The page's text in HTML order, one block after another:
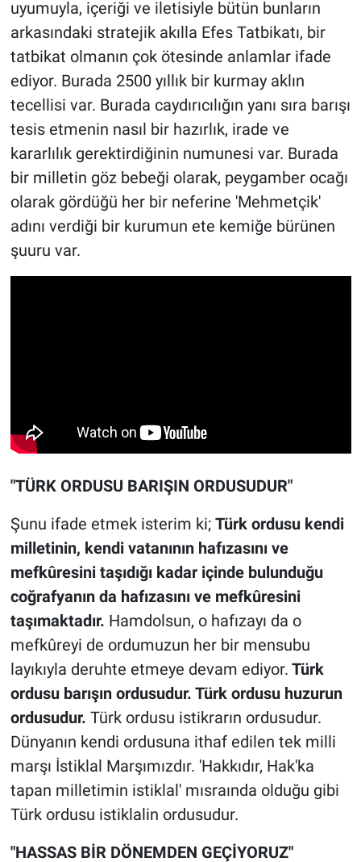
uyumuyla, içeriği ve iletisiyle bütün bunların
arkasındaki stratejik akılla Efes Tatbikatı, bir
tatbikat olmanın çok ötesinde anlamlar ifade
ediyor. Burada 2500 yıllık bir kurmay aklın
tecellisi var. Burada caydırıcılığın yanı sıra barışı
tesis etmenin nasıl bir hazırlık, irade ve
kararlılık gerektirdiğinin numunesi var. Burada
bir milletin göz bebeği olarak, peygamber ocağı
olarak gördüğü her bir neferine 'Mehmetçik'
adını verdiği bir kurumun ete kemiğe bürünen
şuuru var.
"TÜRK ORDUSU BARIŞIN ORDUSUDUR"
Şunu ifade etmek isterim ki; Türk ordusu kendi
milletinin, kendi vatanının hafızasını ve
mefkûresini taşıdığı kadar içinde bulunduğu
coğrafyanın da hafızasını ve mefkûresini
taşımaktadır. Hamdolsun, o hafızayı da o
mefkûreyi de ordumuzun her bir mensubu
layıkıyla deruhte etmeye devam ediyor. Türk
ordusu barışın ordusudur. Türk ordusu huzurun
ordusudur. Türk ordusu istikrarın ordusudur.
Dünyanın kendi ordusuna ithaf edilen tek milli
marşı İstiklal Marşımızdır. 'Hakkıdır, Hak'ka
tapan milletimin istiklal' mısraında olduğu gibi
Türk ordusu istiklalin ordusudur.
"HASSAS BİR DÖNEMDEN GEÇİYORUZ"